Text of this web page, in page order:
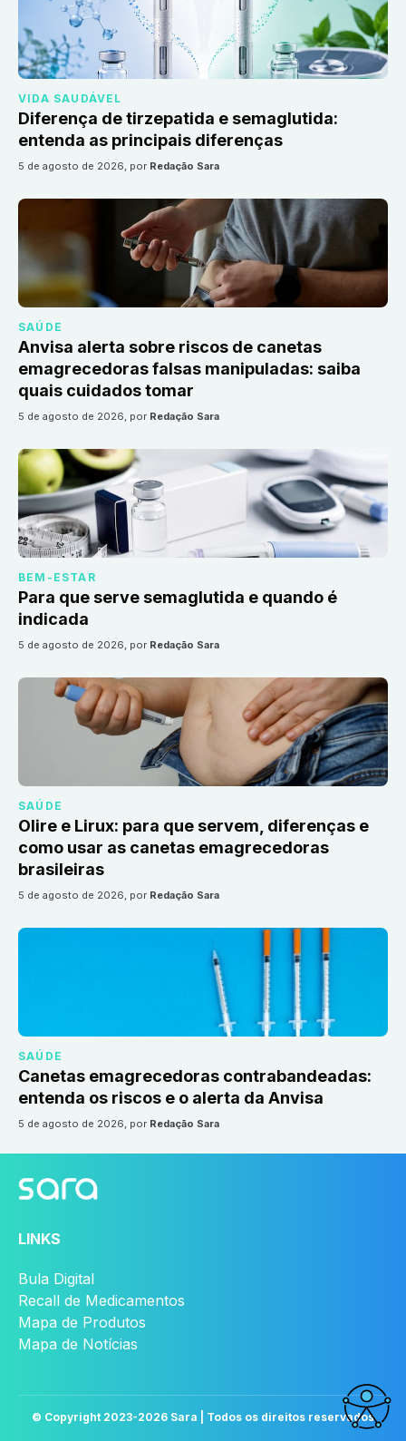
VIDA SAUDÁVEL
Diferença de tirzepatida e semaglutida:
entenda as principais diferenças
5 de agosto de 2026, por Redação Sara
SAÚDE
Anvisa alerta sobre riscos de canetas
emagrecedoras falsas manipuladas: saiba
quais cuidados tomar
5 de agosto de 2026, por Redação Sara
BEM-ESTAR
Para que serve semaglutida e quando é
indicada
5 de agosto de 2026, por Redação Sara
SAÚDE
Olire e Lirux: para que servem, diferenças e
como usar as canetas emagrecedoras
brasileiras
5 de agosto de 2026, por Redação Sara
SAÚDE
Canetas emagrecedoras contrabandeadas:
entenda os riscos e o alerta da Anvisa
5 de agosto de 2026, por Redação Sara
LINKS
Bula Digital
Recall de Medicamentos
Mapa de Produtos
Mapa de Notícias
© Copyright 2023-2026 Sara | Todos os direitos reservados